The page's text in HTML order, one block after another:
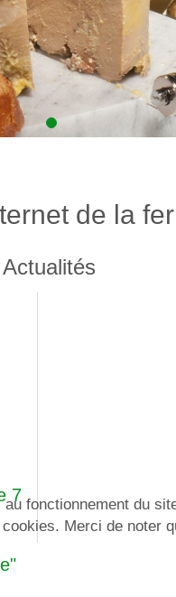
de la
Actualités
7fonctionnement du
Merci de